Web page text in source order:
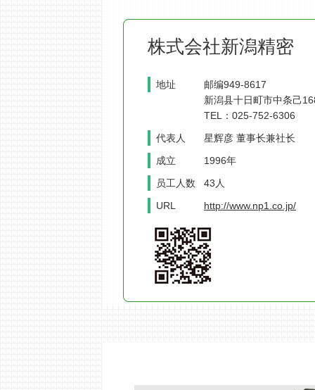
株式会社新潟精密
地址
邮编949-8617
新潟县十日町市中条己
TEL：025-752-6306
代表人
星辉彦 董事长兼社长
成立
1996年
员工人数
43人
URL
http://www.np1.co.jp/